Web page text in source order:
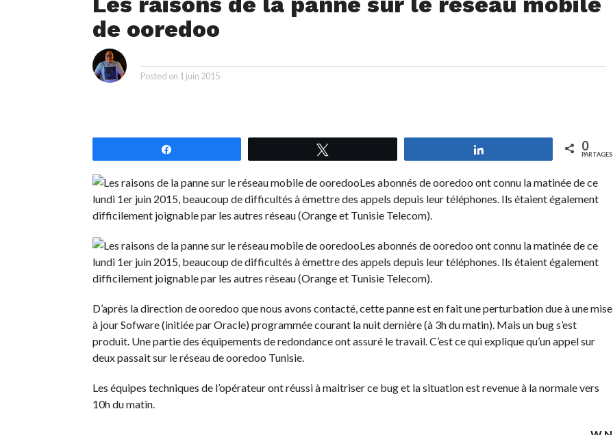
de ooredoo
Posted on 1 juin 2015
0
PARTAGES
Les abonnés de ooredoo ont connu la matinée de ce
lundi 1er juin 2015, beaucoup de difficultés à émettre des appels depuis leur téléphones. Ils étaient également
difficilement joignable par les autres réseau (Orange et Tunisie Telecom).
Les abonnés de ooredoo ont connu la matinée de ce
lundi 1er juin 2015, beaucoup de difficultés à émettre des appels depuis leur téléphones. Ils étaient également
difficilement joignable par les autres réseau (Orange et Tunisie Telecom).
D’après la direction de ooredoo que nous avons contacté, cette panne est en fait une perturbation due à une mise
à jour Sofware (initiée par Oracle) programmée courant la nuit dernière (à 3h du matin). Mais un bug s’est
produit. Une partie des équipements de redondance ont assuré le travail. C’est ce qui explique qu’un appel sur
deux passait sur le réseau de ooredoo Tunisie.
Les équipes techniques de l’opérateur ont réussi à maitriser ce bug et la situation est revenue à la normale vers
10h du matin.